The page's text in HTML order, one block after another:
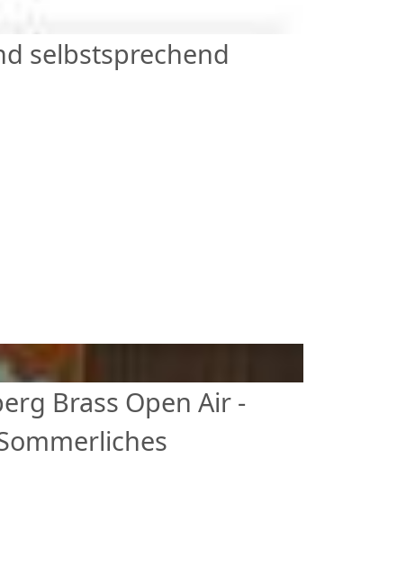
selbstsprechend
Brass Open Air -